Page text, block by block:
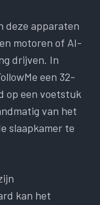
deze apparaten
motoren of AI-
drijven. In
een 32-
op een voetstuk
van het
slaapkamer te
kan het